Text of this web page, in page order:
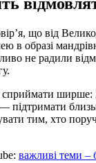
що від
в образі
не радили
ширше:
підтримати
тим, хто
важливі теми –